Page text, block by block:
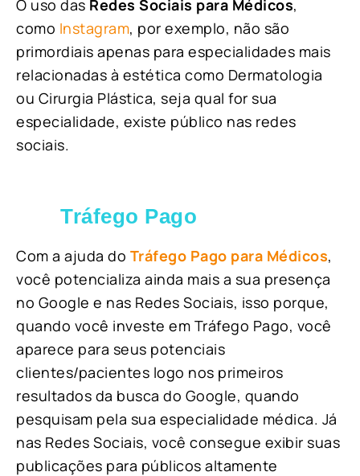
O uso das Redes Sociais para Médicos,
como Instagram, por exemplo, não são
primordiais apenas para especialidades mais
relacionadas à estética como Dermatologia
ou Cirurgia Plástica, seja qual for sua
especialidade, existe público nas redes
sociais.
Tráfego Pago
Com a ajuda do Tráfego Pago para Médicos,
você potencializa ainda mais a sua presença
no Google e nas Redes Sociais, isso porque,
quando você investe em Tráfego Pago, você
aparece para seus potenciais
clientes/pacientes logo nos primeiros
resultados da busca do Google, quando
pesquisam pela sua especialidade médica. Já
nas Redes Sociais, você consegue exibir suas
publicações para públicos altamente